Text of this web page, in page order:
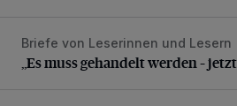
„Es muss gehandelt werden –
Briefe von Leserinnen und Lesern
„Es muss gehandelt werden –